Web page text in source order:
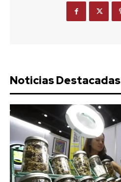
Noticias Destacadas